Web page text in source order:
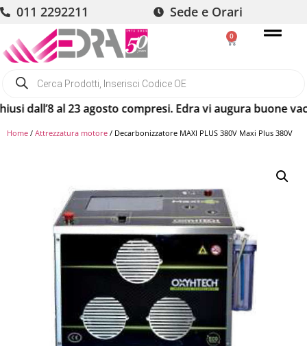
011 2292211 Sede e Orari
0
al 23 agosto compresi. Edra vi augura buone
Home / Attrezzatura motore / Decarbonizzatore MAXI PLUS 380V Maxi Plus 380V